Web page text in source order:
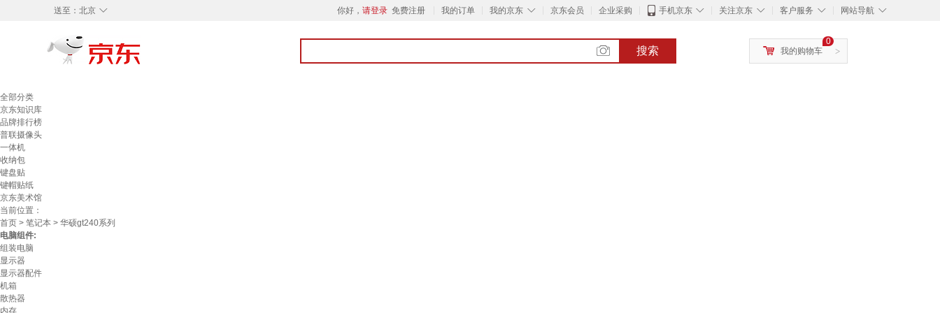
◇
送至： 北京 你好， 请登录 免费注册 我的订单 ◇
我的京东 京东会员 企业采购 ◇
手机京东 ◇
关注京东 ◇
客户服务 ◇
网站导航
搜索 >
0
我的购物车
全部分类
京东知识库
品牌排行榜
普联摄像头
一体机
收纳包
键盘贴
键帽贴纸
京东美术馆
当前位置：
首页 > 笔记本 > 华硕gt240系列
电脑组件:
组装电脑
显示器
显示器配件
机箱
散热器
内存